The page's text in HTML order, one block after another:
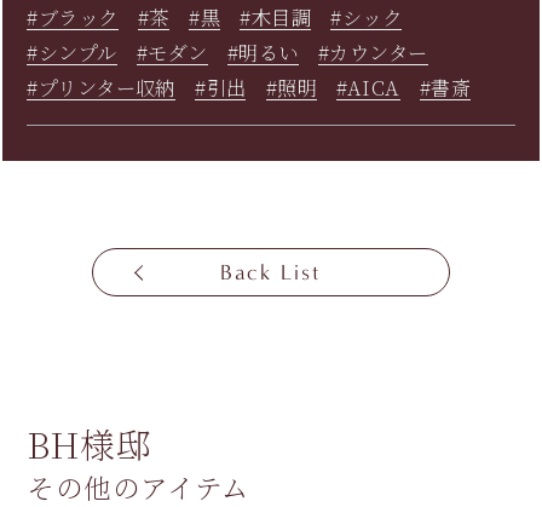
#ブラック
#茶 #黒 #木目調
#シック
#シンプル
#モダン #明るい
#カウンター
#プリンター収納
#引出 #照明 #AICA #書斎
Back List
BH様邸
その他のアイテム